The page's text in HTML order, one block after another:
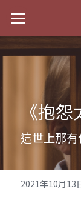
最新消息
關於我
實體經營
祖傳命理
手工印鑑
課程介紹
五行八
後天派
黃金會
試閱專區
《抱
這世上那
2021年10月13
八字線上完
科學八字
《十神高
1美元超值